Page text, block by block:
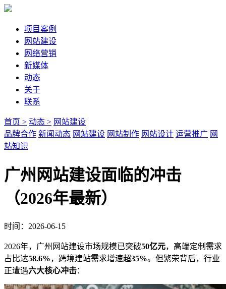
项目案例
网站建设
网络营销
新媒体
动态
关于
联系
首页 > 动态 > 网站建设
品牌合作 新闻动态 网站建设 网站制作 网站设计 运营推广 网
站知识
广州网站建设面临的冲击
（2026年最新）
时间：2026-06-15
2026年，广州网站建设市场规模已突破50亿元，高端定制需求
占比达58.6%，跨境建站需求增速超35%。但繁荣背后，行业
正遭遇六大核心冲击：